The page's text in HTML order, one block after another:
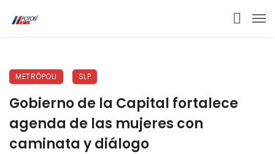
METRÓPOLI SLP
Gobierno de la Capital fortalece
agenda de las mujeres con
caminata y diálogo